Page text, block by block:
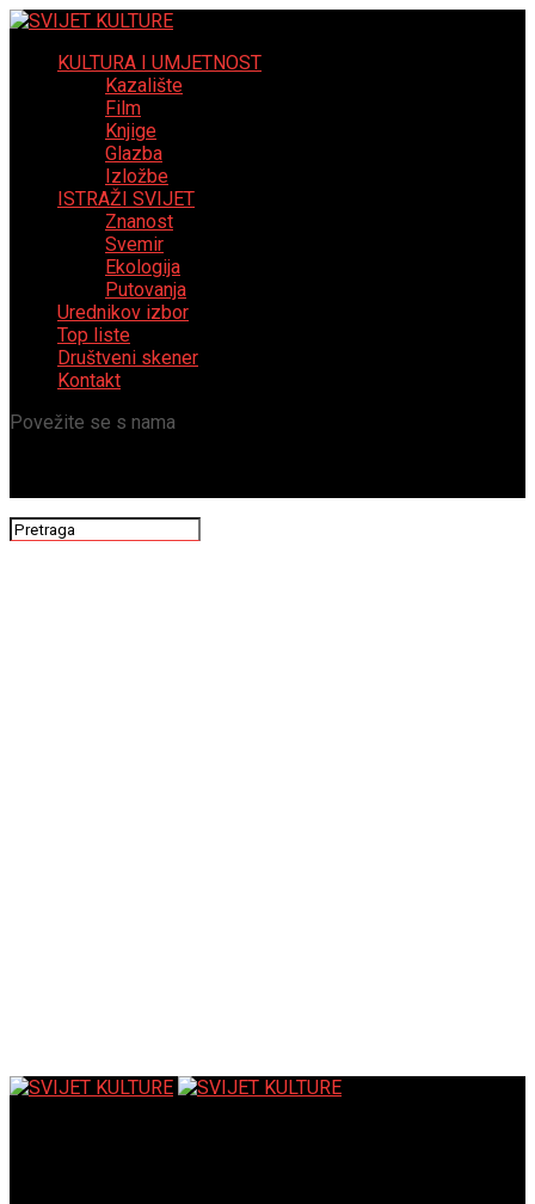
KULTURA I UMJETNOST
Kazalište
Film
Knjige
Glazba
Izložbe
ISTRAŽI SVIJET
Znanost
Svemir
Ekologija
Putovanja
Urednikov izbor
Top liste
Društveni skener
Kontakt
Povežite se s nama